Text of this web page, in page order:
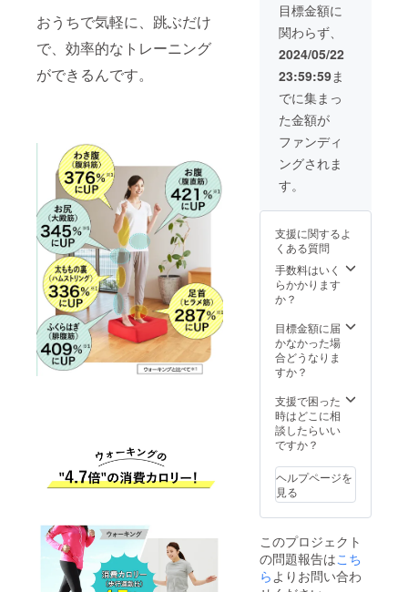
おうちで気軽に、跳ぶだけ
で、効率的なトレーニング
ができるんです。
目標金額に
関わらず、
2024/05/22
23:59:59ま
でに集まっ
た金額が
ファンディ
ングされま
す。
支援に関するよ
くある質問
手数料はいく
らかかります
か？
目標金額に届
かなかった場
合どうなりま
すか？
支援で困った
時はどこに相
談したらいい
ですか？
ヘルプページを
見る
このプロジェクト
の問題報告はこち
らよりお問い合わ